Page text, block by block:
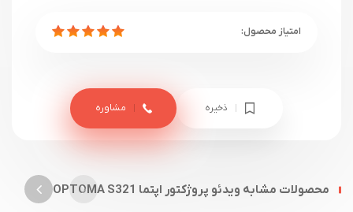
ذخیره مشاوره
محصولات مشابه ویدئو پروژکتور اپتما OPTOMA S321